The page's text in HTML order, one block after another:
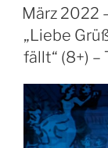
AM
März 2022
„Liebe
fällt“ (8+) –